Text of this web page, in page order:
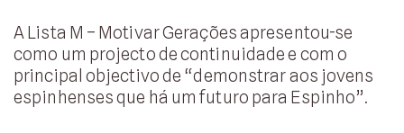
A Lista M – Motivar Gerações apresentou-se
como um projecto de continuidade e com o
principal objectivo de “demonstrar aos jovens
espinhenses que há um futuro para Espinho”.